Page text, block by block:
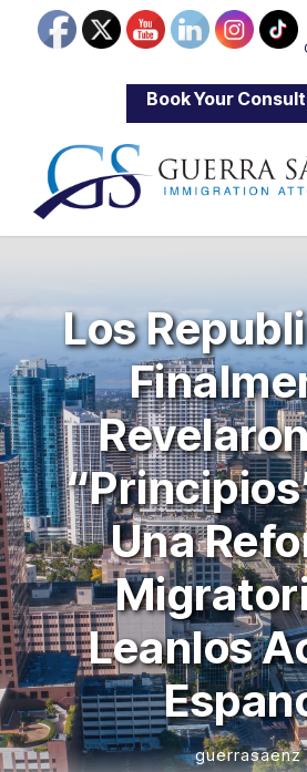
Book Your
Los
Una
Leanlos
guerrasaenz